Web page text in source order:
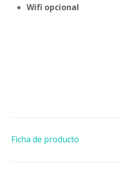
Wifi opcional
Ficha de producto